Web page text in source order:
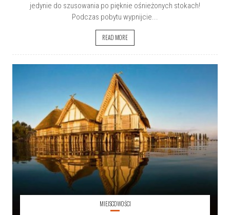
jedynie do szusowania po pięknie ośnieżonych stokach!
Podczas pobytu wypnijcie...
READ MORE
MIEJSCOWOŚCI